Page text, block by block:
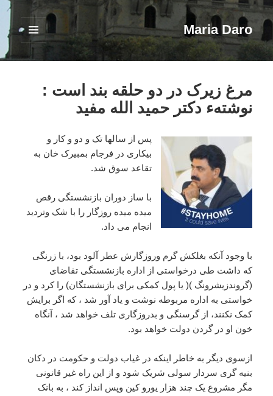
Maria Daro
فهرست
ابزارک‌ها
مرغ زیرک در دو حلقه بند است :
نوشتهء دکتر حمید الله مفید
پس از سالها تک و دو و کار و
بیکاری در فرجام بمبیرک خان به
تقاعد سوق شد.
با ساز دوران بازنشستگی رقص
میده میده روزگار را با شک وتردید
انجام می داد.
با وجود آنکه بغلکش گرم وروزگارش عطر آلود بود، با زرنگی
که داشت طی درخواستی از اداره بازنشستگی تقاضای
(گروندزیشرونگ )( یا پول کمکی برای بازنشستگان) را کرد و در
خواستی به اداره مربوطه نوشت و یاد آور شد ، که اگر برایش
کمک نکنند، از گرسنگی و بدروزگاری تلف خواهد شد ، آنگاه
خون او در گردن دولت خواهد بود.
ازسوی دیگر به خاطر اینکه در غیاب دولت و حکومت در دکان
بنیه گری سردار سولی شریک شود و از این راه غیر قانونی
مگر مشروع یک چند هزار یورو کین وپس انداز کند ، به بانک